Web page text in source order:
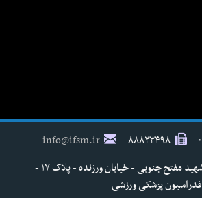
۸۸۸۳۳۴۹۸
info@ifsm.ir
تهران - خیابان شهید مفتح جنوبی - خیابان ورزنده - پلاک ۱۷ -
فدراسیون پزشکی ورزشی